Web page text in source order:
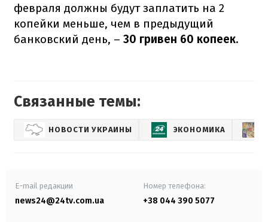
февраля должны будут заплатить на 2
копейки меньше, чем в предыдущий
банковский день, – 30 гривен 60 копеек.
Связанные темы:
НОВОСТИ УКРАИНЫ ЭКОНОМИКА
E-mail редакции
news24@24tv.com.ua
Номер телефона:
+38 044 390 5077